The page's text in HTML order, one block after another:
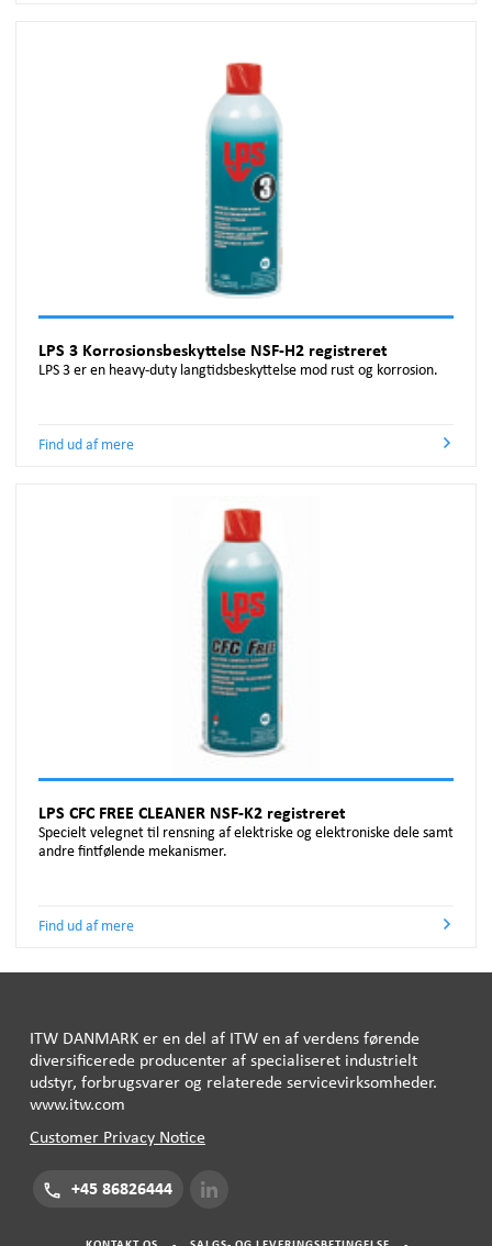
LPS 3 Korrosionsbeskyttelse NSF-H2 registreret
LPS 3 er en heavy-duty langtidsbeskyttelse mod rust og korrosion.
Find ud af mere
LPS CFC FREE CLEANER NSF-K2 registreret
Specielt velegnet til rensning af elektriske og elektroniske dele samt
andre fintfølende mekanismer.
Find ud af mere
ITW DANMARK er en del af ITW en af ​​verdens førende
diversificerede producenter af specialiseret industrielt
udstyr, forbrugsvarer og relaterede servicevirksomheder.
www.itw.com
Customer Privacy Notice
+45 86826444